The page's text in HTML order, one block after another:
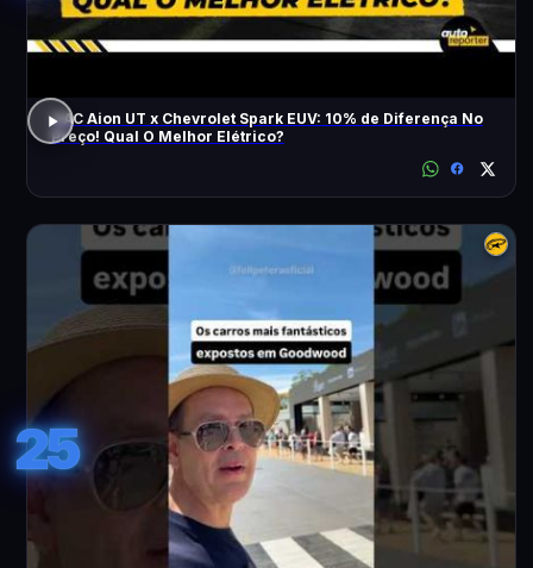
GAC Aion UT x Chevrolet Spark EUV: 10% de Diferença No
Preço! Qual O Melhor Elétrico?
25